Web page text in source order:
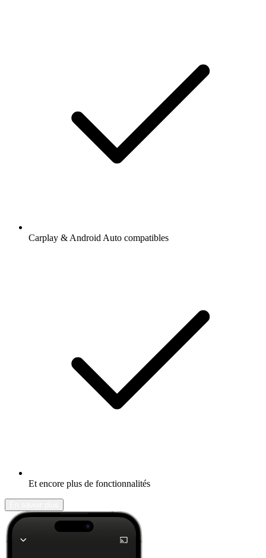
Carplay & Android Auto compatibles
Et encore plus de fonctionnalités